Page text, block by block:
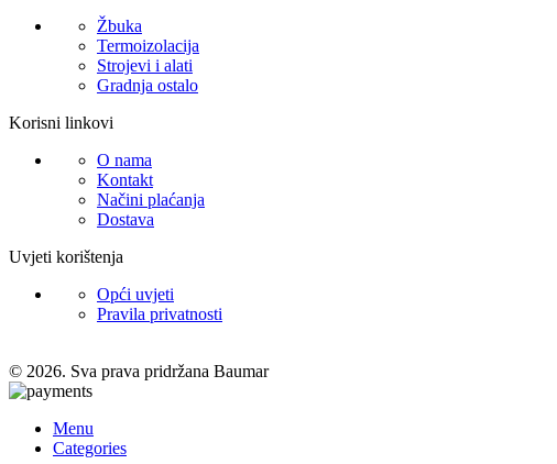
Žbuka
Termoizolacija
Strojevi i alati
Gradnja ostalo
Korisni linkovi
O nama
Kontakt
Načini plaćanja
Dostava
Uvjeti korištenja
Opći uvjeti
Pravila privatnosti
© 2026. Sva prava pridržana Baumar
Menu
Categories